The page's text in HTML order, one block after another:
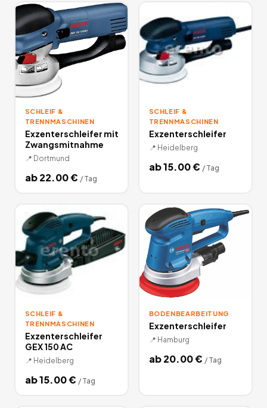
SCHLEIF &
TRENNMASCHINEN
Exzenterschleifer mit
Zwangsmitnahme
📍 Dortmund
ab22.00€ / Tag
SCHLEIF &
TRENNMASCHINEN
Exzenterschleifer
📍 Heidelberg
ab15.00€ / Tag
SCHLEIF &
TRENNMASCHINEN
Exzenterschleifer
GEX 150 AC
📍 Heidelberg
ab15.00€ / Tag
BODENBEARBEITUNG
Exzenterschleifer
📍 Hamburg
ab20.00€ / Tag